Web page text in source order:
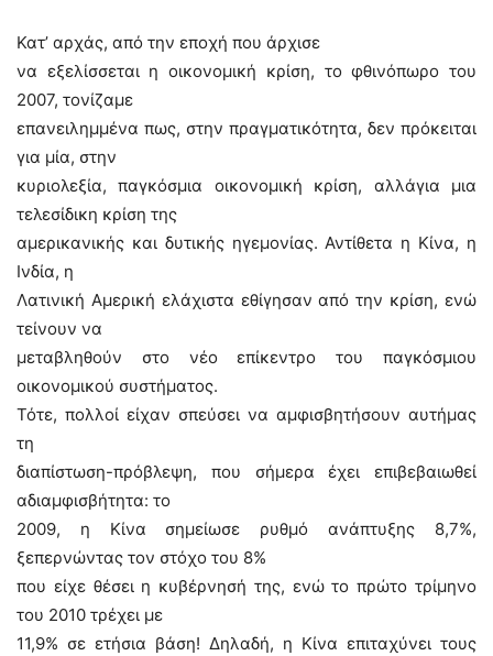
Κατ’ αρχάς, από την εποχή που άρχισε
να εξελίσσεται η οικονομική κρίση, το φθινόπωρο του
2007, τονίζαμε
επανειλημμένα πως, στην πραγματικότητα, δεν πρόκειται
για μία, στην
κυριολεξία, παγκόσμια οικονομική κρίση, αλλάγια μια
τελεσίδικη κρίση της
αμερικανικής και δυτικής ηγεμονίας. Αντίθετα η Κίνα, η
Ινδία, η
Λατινική Αμερική ελάχιστα εθίγησαν από την κρίση, ενώ
τείνουν να
μεταβληθούν στο νέο επίκεντρο του παγκόσμιου
οικονομικού συστήματος.
Τότε, πολλοί είχαν σπεύσει να αμφισβητήσουν αυτήμας
τη
διαπίστωση-πρόβλεψη, που σήμερα έχει επιβεβαιωθεί
αδιαμφισβήτητα: το
2009, η Κίνα σημείωσε ρυθμό ανάπτυξης 8,7%,
ξεπερνώντας τον στόχο του 8%
που είχε θέσει η κυβέρνησή της, ενώ το πρώτο τρίμηνο
του 2010 τρέχει με
11,9% σε ετήσια βάση! Δηλαδή, η Κίνα επιταχύνει τους